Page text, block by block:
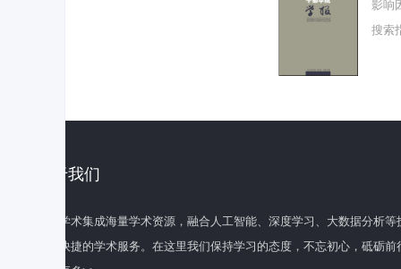
影响
搜索
关于我们
百度学术集成海量学术资源，融合人工智能、深度学习、大数据分析
全面快捷的学术服务。在这里我们保持学习的态度，不忘初心，砥砺前